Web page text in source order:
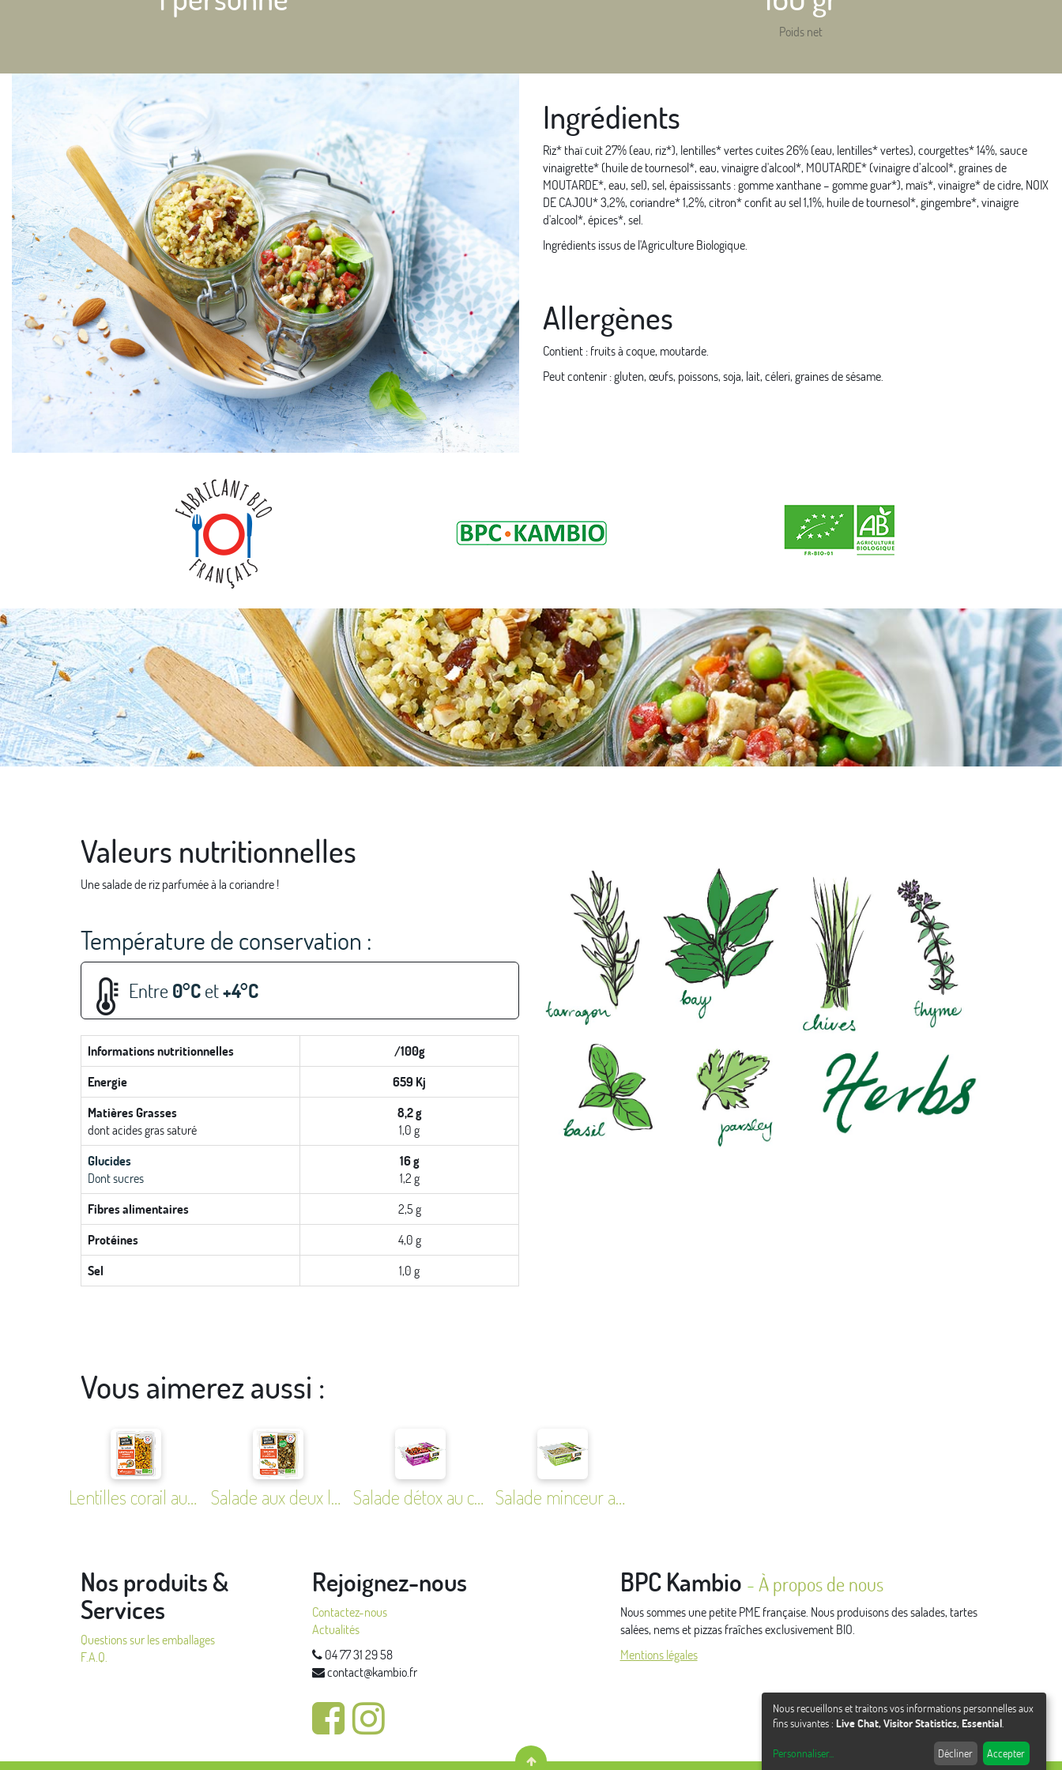
Poids net
Ingrédients
Riz* thaï cuit 27% (eau, riz*), lentilles* vertes cuites 26% (eau, lentilles* vertes), courgettes* 14%, sauce
vinaigrette* (huile de tournesol*, eau, vinaigre d'alcool*, MOUTARDE* (vinaigre d’alcool*, graines de
MOUTARDE*, eau, sel), sel, épaississants : gomme xanthane – gomme guar*), maïs*, vinaigre* de cidre, NOIX
DE CAJOU* 3,2%, coriandre* 1,2%, citron* confit au sel 1,1%, huile de tournesol*, gingembre*, vinaigre
d'alcool*, épices*, sel.
Ingrédients issus de l'Agriculture Biologique.
Allergènes
Contient : fruits à coque, moutarde.
Peut contenir : gluten, œufs, poissons, soja, lait, céleri, graines de sésame.
Valeurs nutritionnelles
Une salade de riz parfumée à la coriandre !
Température de conservation :
Entre0°Cet+4°C
Informations nutritionnelles
/100g
Energie
659 Kj
Matières Grasses
dont acides gras saturé
8,2 g
1,0 g
Glucides
Dont sucres
16 g
1,2 g
Fibres alimentaires
2,5 g
Protéines
4,0 g
Sel
1,0 g
Vous aimerez aussi :
Lentilles corail aux agrumes Salade aux deux lentilles Salade détox au chou rouge, 3 graines et basilic Salade minceur aux deux quinoas, pommes et graines de lin
Nos produits &
Services
Questions sur les emballages
F.A.Q.
Rejoignez-nous
Contactez-nous
Actualités
04 77 31 29 58
contact@kambio.fr
BPC Kambio -À propos de nous
Nous sommes une petite PME française. Nous produisons des salades, tartes
salées, nems et pizzas fraîches exclusivement BIO.
Mentions légales
Nous recueillons et traitons vos informations personnelles aux
fins suivantes : Live Chat, Visitor Statistics, Essential.
Personnaliser... Décliner Accepter